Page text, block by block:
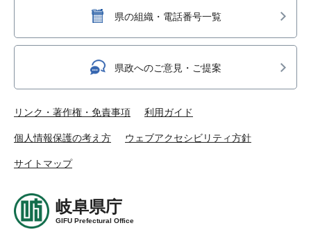
県の組織・電話番号一覧
県政へのご意見・ご提案
リンク・著作権・免責事項 利用ガイド
個人情報保護の考え方 ウェブアクセシビリティ方針
サイトマップ
岐阜県庁
GIFU Prefectural Office